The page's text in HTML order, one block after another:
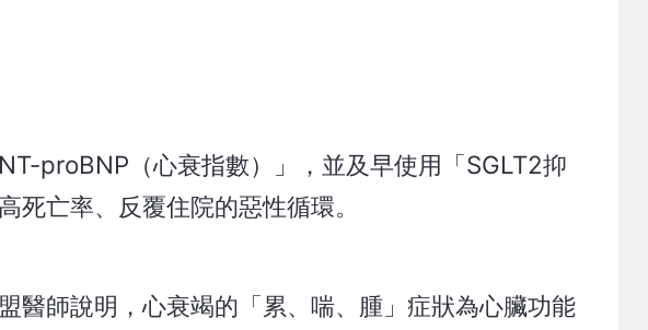
proBNP（心衰指數）」，並及早使用「SGLT2抑
死亡率、反覆住院的惡性循環。
醫師說明，心衰竭的「累、喘、腫」症狀為心臟功能